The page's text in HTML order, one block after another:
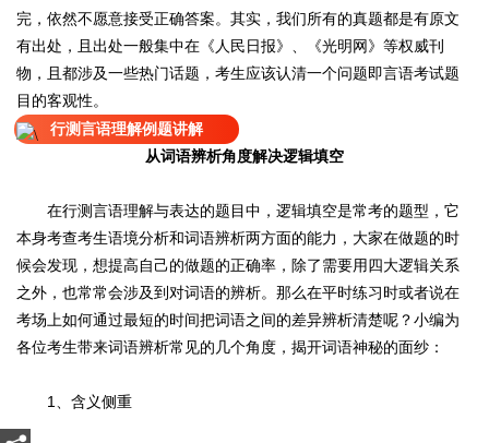
完，依然不愿意接受正确答案。其实，我们所有的真题都是有原文
有出处，且出处一般集中在《人民日报》、《光明网》等权威刊
物，且都涉及一些热门话题，考生应该认清一个问题即言语考试题
目的客观性。
行测言语理解例题讲解
从词语辨析角度解决逻辑填空
在行测言语理解与表达的题目中，逻辑填空是常考的题型，它
本身考查考生语境分析和词语辨析两方面的能力，大家在做题的时
候会发现，想提高自己的做题的正确率，除了需要用四大逻辑关系
之外，也常常会涉及到对词语的辨析。那么在平时练习时或者说在
考场上如何通过最短的时间把词语之间的差异辨析清楚呢？小编为
各位考生带来词语辨析常见的几个角度，揭开词语神秘的面纱：
1、含义侧重